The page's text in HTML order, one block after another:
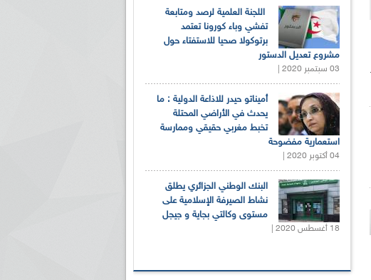
اللجنة العلمية لرصد ومتابعة
تفشي وباء كورونا تعتمد
برتوكولا صحيا للاستفتاء حول
مشروع تعديل الدستور
03 سبتمبر 2020 |
أميناتو حيدر للاذاعة الدولية : ما
يحدث في الأراضي المحتلة
تخبط مغربي حقيقي وممارسة
استعمارية مفضوحة
04 أكتوبر 2020 |
البنك الوطني الجزائري يطلق
نشاط الصيرفة الإسلامية على
مستوى وكالتي بجاية و جيجل
18 أغسطس 2020 |